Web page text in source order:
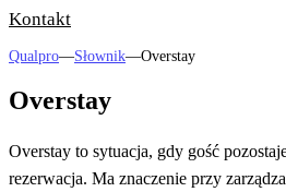
Kontakt
Qualpro—Słownik—Overstay
Overstay
Overstay to sytuacja, gdy gość
rezerwacja. Ma znaczenie przy